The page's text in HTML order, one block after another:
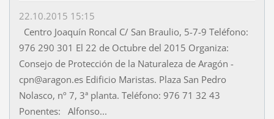
22.10.2015 15:15
Centro Joaquín Roncal C/ San Braulio, 5-7-9 Teléfono:
976 290 301 El 22 de Octubre del 2015 Organiza:
Consejo de Protección de la Naturaleza de Aragón -
cpn@aragon.es Edificio Maristas. Plaza San Pedro
Nolasco, nº 7, 3ª planta. Teléfono: 976 71 32 43
Ponentes: Alfonso...